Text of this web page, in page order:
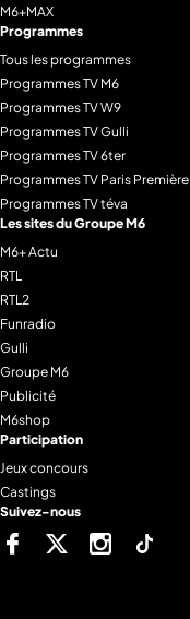
M6+MAX
Programmes
Tous les programmes
Programmes TV M6
Programmes TV W9
Programmes TV Gulli
Programmes TV 6ter
Programmes TV Paris Première
Programmes TV téva
Les sites du Groupe M6
M6+ Actu
RTL
RTL2
Funradio
Gulli
Groupe M6
Publicité
M6shop
Participation
Jeux concours
Castings
Suivez-nous
FacebookTwitter Instagram